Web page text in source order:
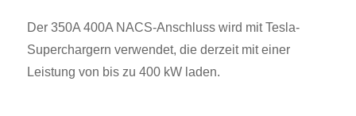
Der 350A 400A NACS-Anschluss wird mit Tesla-
Superchargern verwendet, die derzeit mit einer
Leistung von bis zu 400 kW laden.